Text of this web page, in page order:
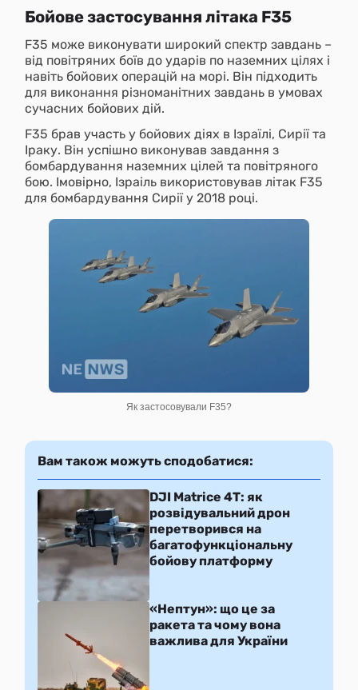
Бойове застосування літака F35
F35 може виконувати широкий спектр завдань –
від повітряних боїв до ударів по наземних цілях і
навіть бойових операцій на морі. Він підходить
для виконання різноманітних завдань в умовах
сучасних бойових дій.
F35 брав участь у бойових діях в Ізраїлі, Сирії та
Іраку. Він успішно виконував завдання з
бомбардування наземних цілей та повітряного
бою. Імовірно, Ізраіль використовував літак F35
для бомбардування Сирії у 2018 році.
Як застосовували F35?
Вам також можуть сподобатися:
DJI Matrice 4T: як
розвідувальний дрон
перетворився на
багатофункціональну
бойову платформу
«Нептун»: що це за
ракета та чому вона
важлива для України